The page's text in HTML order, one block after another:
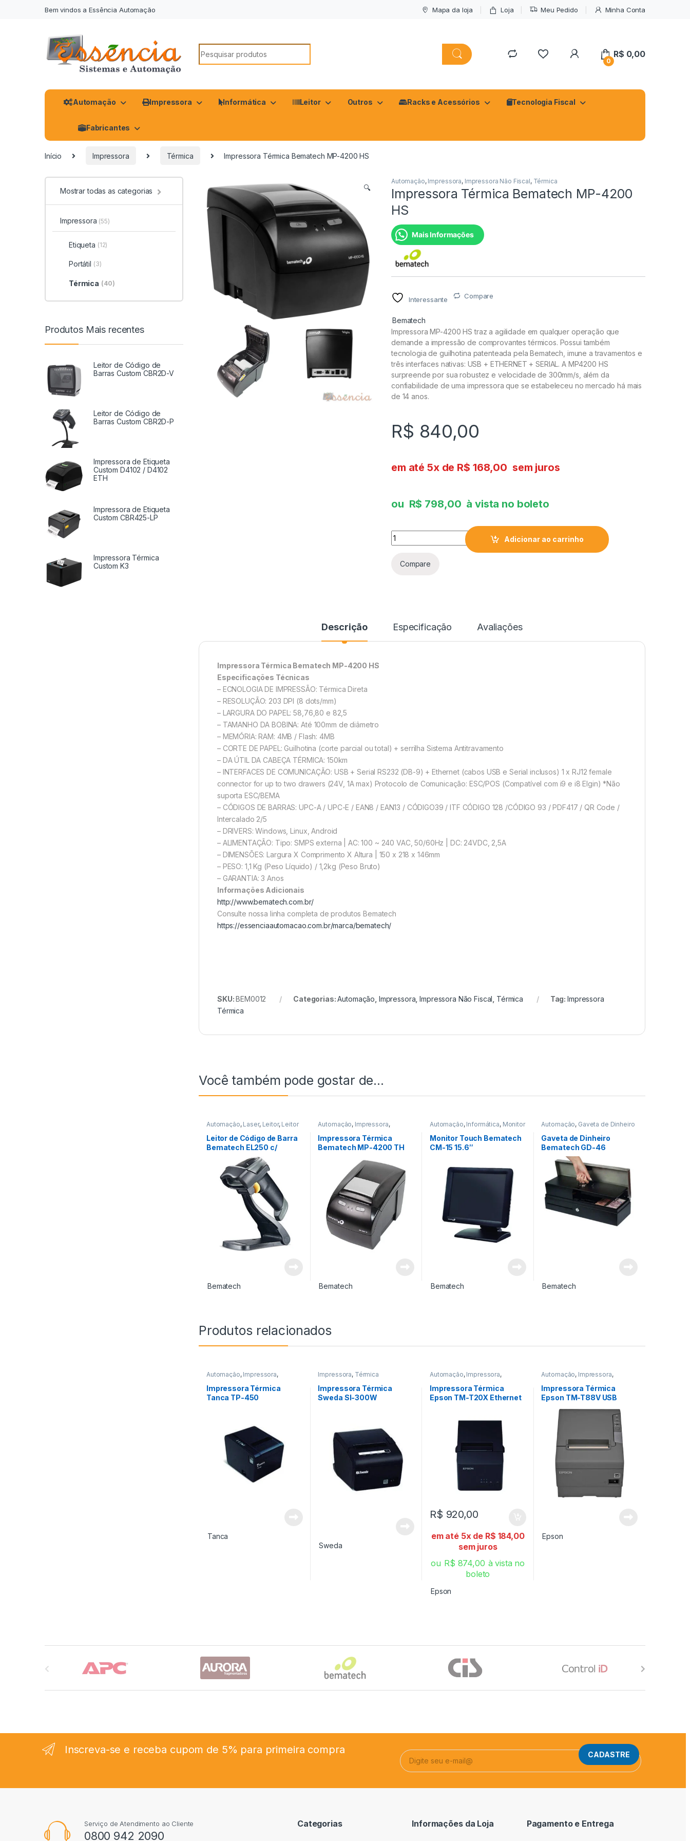
Bem vindos a Essência Automação Mapa da loja Loja Meu Pedido Minha Conta
0
R$ 0,00
Automação Impressora Informática Leitor Outros Racks e Acessórios Tecnologia Fiscal
Fabricantes
Início Impressora Térmica Impressora Térmica Bematech MP-4200 HS
🔍
Automação, Impressora, Impressora Não Fiscal, Térmica
Impressora Térmica Bematech MP-4200
HS
Mais Informações
Interessante Compare
Bematech
Impressora MP-4200 HS traz a agilidade em qualquer operação que
demande a impressão de comprovantes térmicos. Possui também
tecnologia de guilhotina patenteada pela Bematech, imune a travamentos e
três interfaces nativas: USB + ETHERNET + SERIAL. A MP4200 HS
surpreende por sua robustez e velocidade de 300mm/s, além da
confiabilidade de uma impressora que se estabeleceu no mercado há mais
de 14 anos.
R$ 840,00
em até 5x de R$ 168,00 sem juros
ou R$ 798,00 à vista no boleto
Adicionar ao carrinho
Compare
Descrição Especificação Avaliações
Impressora Térmica Bematech MP-4200 HS
Especificações Técnicas
– ECNOLOGIA DE IMPRESSÃO: Térmica Direta
– RESOLUÇÃO: 203 DPI (8 dots/mm)
– LARGURA DO PAPEL: 58,76,80 e 82,5
– TAMANHO DA BOBINA: Até 100mm de diâmetro
– MEMÓRIA: RAM: 4MB / Flash: 4MB
– CORTE DE PAPEL: Guilhotina (corte parcial ou total) + serrilha Sistema Antitravamento
– DA ÚTIL DA CABEÇA TÉRMICA: 150km
– INTERFACES DE COMUNICAÇÃO: USB + Serial RS232 (DB-9) + Ethernet (cabos USB e Serial inclusos) 1 x RJ12 female
connector for up to two drawers (24V, 1A max) Protocolo de Comunicação: ESC/POS (Compatível com i9 e i8 Elgin) *Não
suporta ESC/BEMA
– CÓDIGOS DE BARRAS: UPC-A / UPC-E / EAN8 / EAN13 / CÓDIGO39 / ITF CÓDIGO 128 /CÓDIGO 93 / PDF417 / QR Code /
Intercalado 2/5
– DRIVERS: Windows, Linux, Android
– ALIMENTAÇÃO: Tipo: SMPS externa | AC: 100 ~ 240 VAC, 50/60Hz | DC: 24VDC, 2,5A
– DIMENSÕES: Largura X Comprimento X Altura | 150 x 218 x 146mm
– PESO: 1,1 Kg (Peso Líquido) / 1,2kg (Peso Bruto)
– GARANTIA: 3 Anos
Informações Adicionais
http://www.bematech.com.br/
Consulte nossa linha completa de produtos Bematech
https://essenciaautomacao.com.br/marca/bematech/
SKU:BEM0012 Categorias:Automação Impressora ,Impressora Não Fiscal Térmica Tag:Impressora
Térmica
Você também pode gostar de…
Automação, Laser, Leitor, Leitor
de Código de Barra
Leitor de Código de Barra
Bematech EL250 c/
Bematech
Automação, Impressora,
Impressora Não Fiscal
Térmica
Impressora Térmica
Bematech MP-4200 TH
Bematech
Automação, Informática, Monitor
Led e Touch
Monitor Touch
Monitor Touch Bematech
CM-15 15.6″
Bematech
Automação, Gaveta de Dinheiro
Gaveta de Dinheiro
Bematech GD-46
Bematech
Produtos relacionados
Automação, Impressora,
Impressora Não Fiscal
Térmica
Impressora Térmica
Tanca TP-450
Tanca
Impressora, Térmica
Impressora Térmica
Sweda SI-300W
Sweda
Automação, Impressora,
Impressora Não Fiscal
Térmica
Impressora Térmica
Epson TM-T20X Ethernet
R$ 920,00
em até 5x de R$ 184,00
sem juros
ou R$ 874,00 à vista no
boleto
Epson
Automação, Impressora,
Impressora Não Fiscal
Térmica
Impressora Térmica
Epson TM-T88V USB
Epson
Mostrar todas as categorias
Impressora (55)
Etiqueta (12)
Portátil (3)
Térmica (40)
Produtos Mais recentes
Leitor de Código de
Barras Custom CBR2D-V
Leitor de Código de
Barras Custom CBR2D-P
Impressora de Etiqueta
Custom D4102 / D4102
ETH
Impressora de Etiqueta
Custom CBR425-LP
Impressora Térmica
Custom K3
Inscreva-se e receba cupom de 5% para primeira compra
E
m
a
l
CADASTRE
Serviço de Atendimento ao Cliente
0800 942 2090
Categorias Informações da Loja Pagamento e Entrega